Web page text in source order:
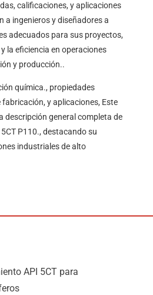
calificaciones, y aplicaciones
a ingenieros y diseñadores a
adecuados para sus proyectos,
la eficiencia en operaciones
y producción..
química., propiedades
y aplicaciones, Este
descripción general completa de
P110., destacando su
industriales de alto
API 5CT para